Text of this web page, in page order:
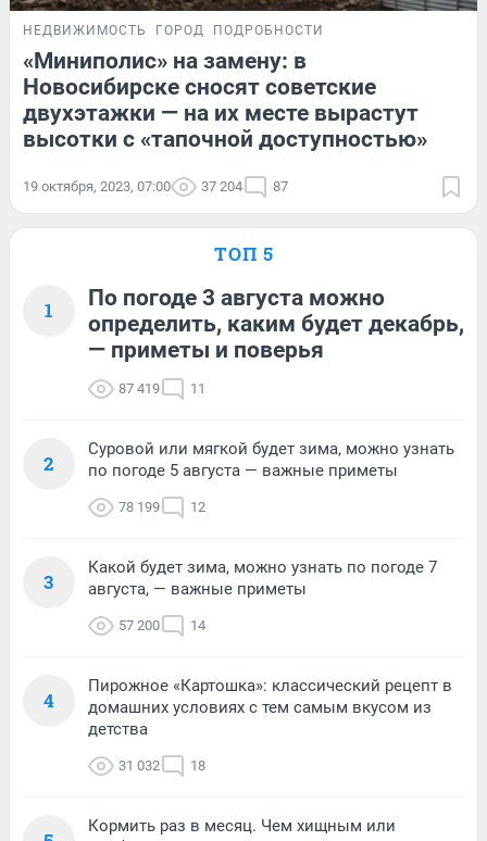
НЕДВИЖИМОСТЬ ГОРОД ПОДРОБНОСТИ
«Миниполис» на замену: в
Новосибирске сносят советские
двухэтажки — на их месте вырастут
высотки с «тапочной доступностью»
19 октября, 2023, 07:00 37 204 87
ТОП 5
1
По погоде 3 августа можно
определить, каким будет декабрь,
— приметы и поверья
87 419 11
2
Суровой или мягкой будет зима, можно узнать
по погоде 5 августа — важные приметы
78 199 12
3
Какой будет зима, можно узнать по погоде 7
августа, — важные приметы
57 200 14
4
Пирожное «Картошка»: классический рецепт в
домашних условиях с тем самым вкусом из
детства
31 032 18
Кормить раз в месяц. Чем хищным или